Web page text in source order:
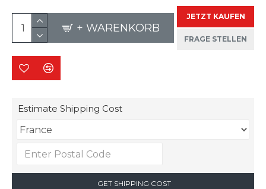
+ WARENKORB
JETZT KAUFEN
FRAGE STELLEN
Estimate Shipping Cost
GET SHIPPING COST